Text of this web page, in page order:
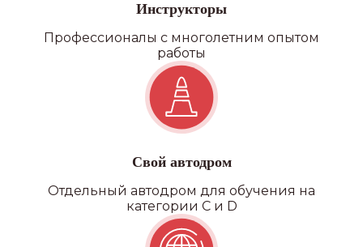
Инструкторы
Профессионалы с многолетним опытом
работы
Свой автодром
Отдельный автодром для обучения на
категории C и D